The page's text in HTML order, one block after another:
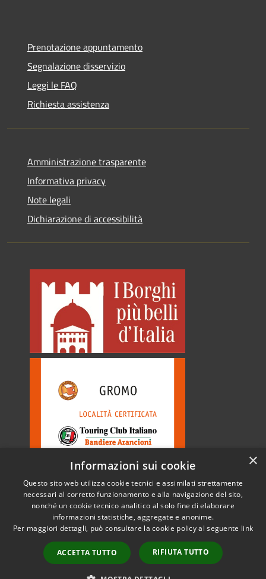
Prenotazione appuntamento
Segnalazione disservizio
Leggi le FAQ
Richiesta assistenza
Amministrazione trasparente
Informativa privacy
Note legali
Dichiarazione di accessibilità
Accessibilità
Copyright © 2026 • Comune di
Gromo • Powered by
Municipium•
Accesso
redazione
×
Informazioni sui cookie
Questo sito web utilizza cookie tecnici e assimilati strettamente
necessari al corretto funzionamento e alla navigazione del sito,
nonché un cookie tecnico analitico al solo fine di elaborare
informazioni statistiche, aggregate e anonime.
Per maggiori dettagli, può consultare la cookie policy al seguente link
ACCETTA TUTTO RIFIUTA TUTTO